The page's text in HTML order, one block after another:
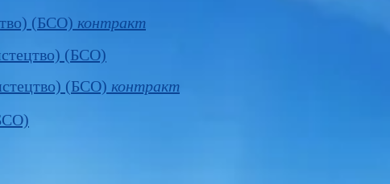
(БСО) контракт
(БСО)
(БСО) контракт